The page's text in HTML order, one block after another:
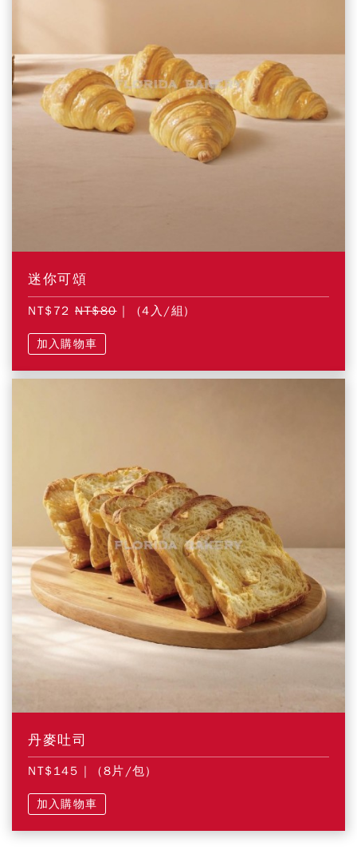
迷你可頌
NT$72 NT$80| (4入/組)
加入購物車
丹麥吐司
NT$145 | (8片/包)
加入購物車